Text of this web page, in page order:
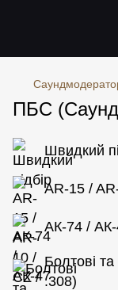
ПБС
Швидкий
AR-15 /
АК-74 /
Болтові
.308)